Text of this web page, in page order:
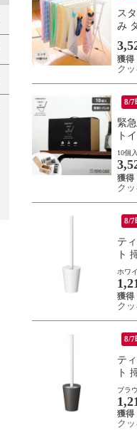
ス
み
ク
8/7
緊
ト
10個
ク
8/7
テ
ト
ホワ
ク
8/7
テ
ト
ブラ
ク